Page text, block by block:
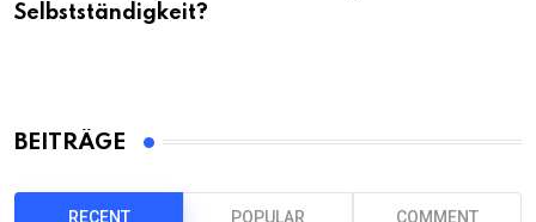
Selbstständigkeit?
BEITRÄGE
RECENT POPULAR COMMENT